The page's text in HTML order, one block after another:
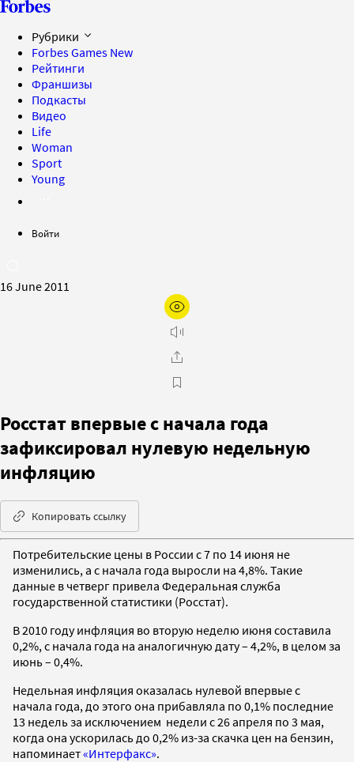
Рубрики
Forbes Games New
Рейтинги
Франшизы
Подкасты
Видео
Life
Woman
Sport
Young
Войти
16 June 2011
Росстат впервые с начала года
зафиксировал нулевую недельную
инфляцию
Копировать ссылку
Потребительские цены в России с 7 по 14 июня не
изменились, а с начала года выросли на 4,8%. Такие
данные в четверг привела Федеральная служба
государственной статистики (Росстат).
В 2010 году инфляция во вторую неделю июня составила
0,2%, с начала года на аналогичную дату – 4,2%, в целом за
июнь – 0,4%.
Недельная инфляция оказалась нулевой впервые с
начала года, до этого она прибавляла по 0,1% последние
13 недель за исключением недели с 26 апреля по 3 мая,
когда она ускорилась до 0,2% из-за скачка цен на бензин,
напоминает«Интерфакс».